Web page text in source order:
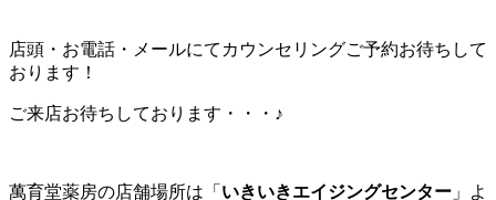
店頭・お電話・メールにてカウンセリングご予約お待ちして
おります！
ご来店お待ちしております・・・♪
萬育堂薬房の店舗場所は「 いきいきエイジングセンター 」よ